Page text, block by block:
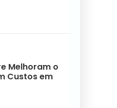
Melhoram o
Custos em